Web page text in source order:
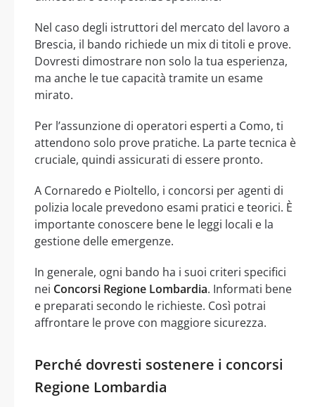
Nel caso degli istruttori del mercato del lavoro a
Brescia, il bando richiede un mix di titoli e prove.
Dovresti dimostrare non solo la tua esperienza,
ma anche le tue capacità tramite un esame
mirato.
Per l’assunzione di operatori esperti a Como, ti
attendono solo prove pratiche. La parte tecnica è
cruciale, quindi assicurati di essere pronto.
A Cornaredo e Pioltello, i concorsi per agenti di
polizia locale prevedono esami pratici e teorici. È
importante conoscere bene le leggi locali e la
gestione delle emergenze.
In generale, ogni bando ha i suoi criteri specifici
nei Concorsi Regione Lombardia. Informati bene
e preparati secondo le richieste. Così potrai
affrontare le prove con maggiore sicurezza.
Perché dovresti sostenere i concorsi
Regione Lombardia